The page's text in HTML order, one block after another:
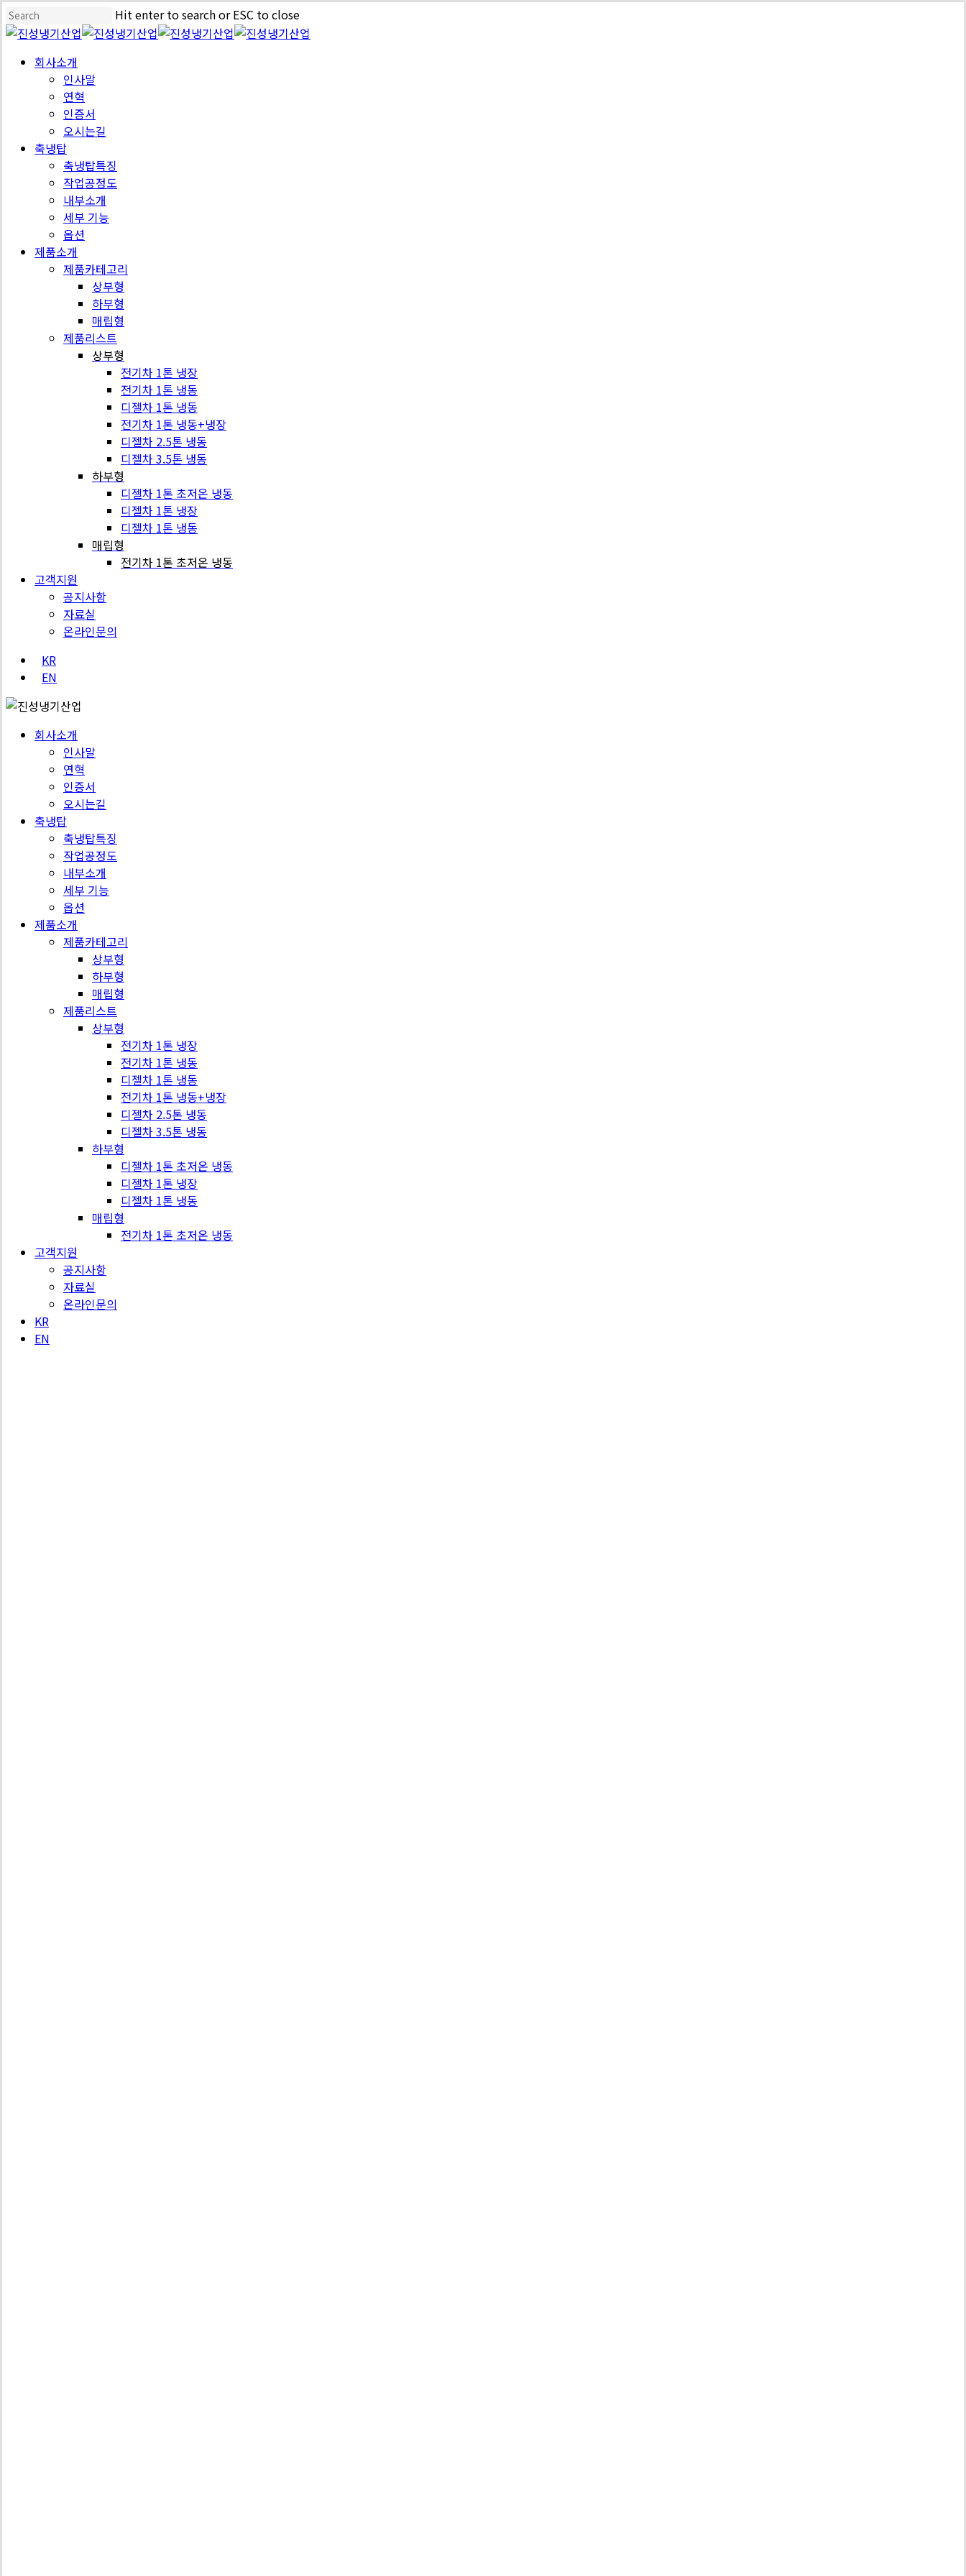
Skip
to
content
Hit enter to search or ESC to close
Close
Menu 회사소개
인사말
연혁
인증서
오시는길
축냉탑
축냉탑특징
작업공정도
내부소개
세부 기능
옵션
제품소개
제품카테고리
상부형
하부형
매립형
제품리스트
상부형
전기차 1톤 냉장
전기차 1톤 냉동
디젤차 1톤 냉동
전기차 1톤 냉동+냉장
디젤차 2.5톤 냉동
디젤차 3.5톤 냉동
하부형
디젤차 1톤 초저온 냉동
디젤차 1톤 냉장
디젤차 1톤 냉동
매립형
전기차 1톤 초저온 냉동
고객지원
공지사항
자료실
온라인문의
KR
EN
회사소개
인사말
연혁
인증서
오시는길
축냉탑
축냉탑특징
작업공정도
내부소개
세부 기능
옵션
제품소개
제품카테고리
상부형
하부형
매립형
제품리스트
상부형
전기차 1톤 냉장
전기차 1톤 냉동
디젤차 1톤 냉동
전기차 1톤 냉동+냉장
디젤차 2.5톤 냉동
디젤차 3.5톤 냉동
하부형
디젤차 1톤 초저온 냉동
디젤차 1톤 냉장
디젤차 1톤 냉동
매립형
전기차 1톤 초저온 냉동
고객지원
공지사항
자료실
온라인문의
KR
EN